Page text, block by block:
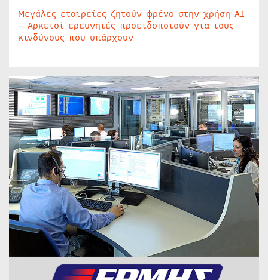
Μεγάλες εταιρείες ζητούν φρένο στην χρήση AI
– Αρκετοί ερευνητές προειδοποιούν για τους
κινδύνους που υπάρχουν